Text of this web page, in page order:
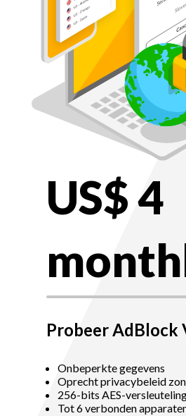
US$ 4
Probeer AdBlock
Onbeperkte gegevens
Oprecht privacybeleid
256-bits AES-
Tot 6 verbonden